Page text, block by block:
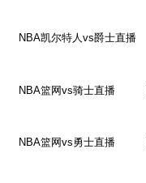
NBA凯尔特人vs爵士直播
NBA篮网vs骑士直播
NBA篮网vs勇士直播